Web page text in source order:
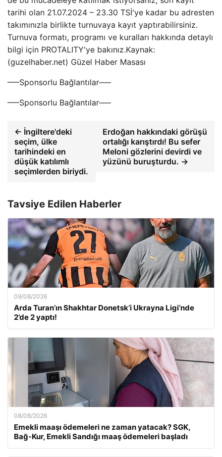
tarihi olan 21.07.2024 – 23.30 TSİ'ye kadar bu adresten
takımınızla birlikte turnuvaya kayıt yaptırabilirsiniz.
Turnuva formatı, programı ve kuralları hakkında detaylı
bilgi için PROTALITY'ye bakınız.Kaynak:
(guzelhaber.net) Güzel Haber Masası
—–Sponsorlu Bağlantılar—–
—–Sponsorlu Bağlantılar—–
← İngiltere'deki
seçim, ülke
tarihindeki en
düşük katılımlı
seçimlerden biriydi.
Erdoğan hakkındaki görüşü
ortalığı karıştırdı! Bu sefer
Meloni gözlerini devirdi ve
yüzünü buruşturdu. →
Tavsiye Edilen Haberler
09/08/2026
Arda Turan’ın Shakhtar Donetsk’i Ukrayna Ligi’nde
2’de 2 yaptı!
08/08/2026
Emekli maaşı ödemeleri ne zaman yatacak? SGK,
Bağ-Kur, Emekli Sandığı maaş ödemeleri başladı